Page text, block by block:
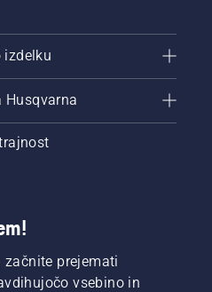
izdelku
Husqvarna
začnite prejemati
vsebino in